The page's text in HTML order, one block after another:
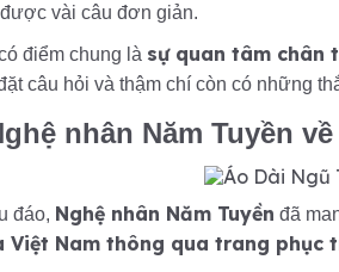
vài câu đơn giản.
điểm chung là sự quan tâm chân
câu hỏi và thậm chí còn có những
nhân Năm Tuyền
đáo, Nghệ nhân Năm Tuyền đã
Việt Nam thông qua trang phục